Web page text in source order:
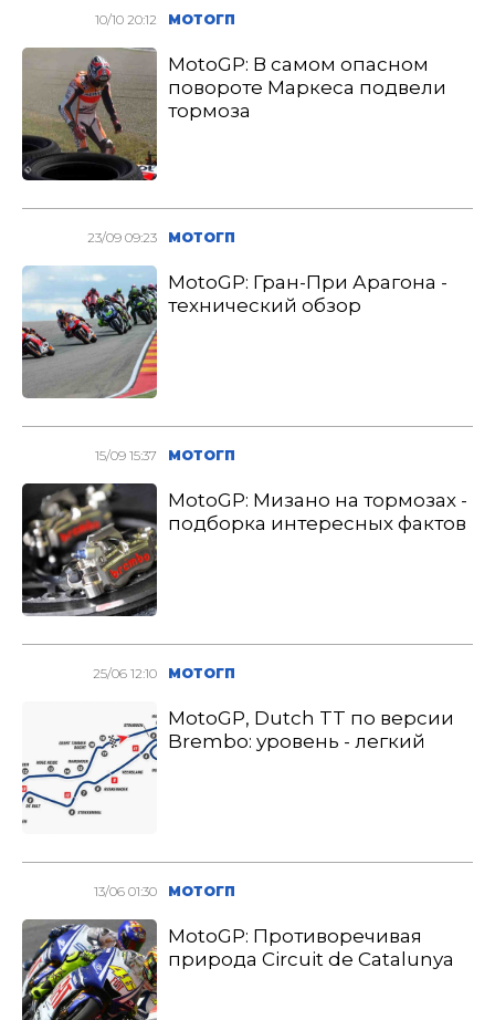
10/10 20:12 МОТОГП
MotoGP: В самом опасном
повороте Маркеса подвели
тормоза
23/09 09:23 МОТОГП
MotoGP: Гран-При Арагона -
технический обзор
15/09 15:37 МОТОГП
MotoGP: Мизано на тормозах -
подборка интересных фактов
25/06 12:10 МОТОГП
MotoGP, Dutch TT по версии
Brembo: уровень - легкий
13/06 01:30 МОТОГП
MotoGP: Противоречивая
природа Circuit de Catalunya